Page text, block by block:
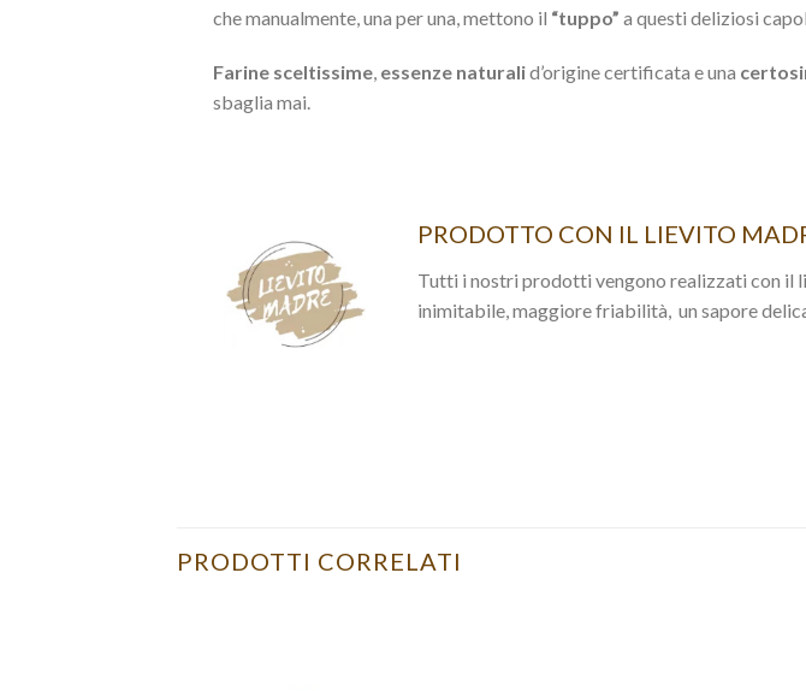
che manualmente, una per una, mettono il “tuppo” a questi deliziosi
Farine sceltissime, essenze naturalid’origine certificata e una
sbaglia mai.
PRODOTTO CON IL LIEVITO
Tutti i nostri prodotti vengono realizzati con il
inimitabile, maggiore friabilità, un sapore
PRODOTTI CORRELATI